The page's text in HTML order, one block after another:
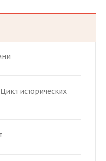
исторических